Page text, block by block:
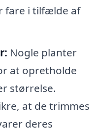
fare i tilfælde af
Nogle planter
at opretholde
størrelse.
at de trimmes
deres